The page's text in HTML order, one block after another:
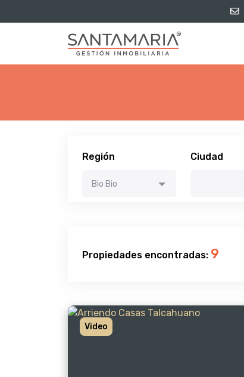
Región
Bio Bio
Ciudad
Propiedades encontradas: 9
Video